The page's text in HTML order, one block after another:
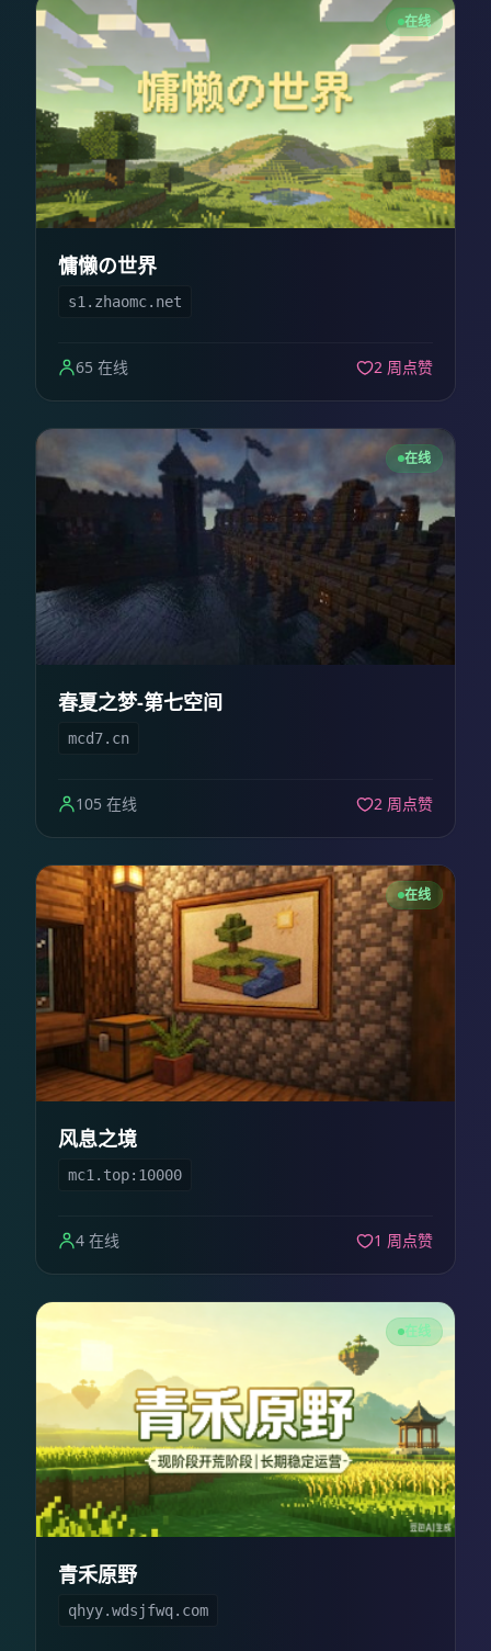
在线
慵懒の世界
s1.zhaomc.net
65 在线 2 周点赞
在线
春夏之梦-第七空间
mcd7.cn
105 在线 2 周点赞
在线
风息之境
mc1.top:10000
4 在线 1 周点赞
在线
青禾原野
qhyy.wdsjfwq.com